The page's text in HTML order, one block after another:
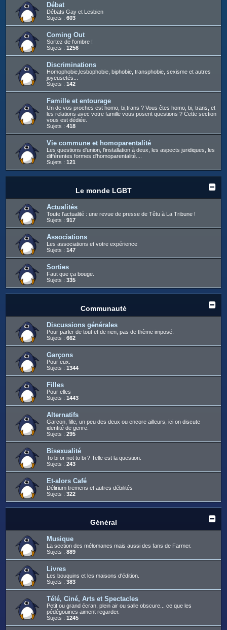
Débat
Débats Gay et Lesbien
Sujets : 603
Coming Out
Sortez de l'ombre !
Sujets : 1256
Discriminations
Homophobie,lesbophobie, biphobie, transphobie, sexisme et autres
joyeusetés...
Sujets : 142
Famille et entourage
Un de vos proches est homo, bi,trans ? Vous êtes homo, bi, trans, et
les relations avec votre famille vous posent questions ? Cette section
vous est dédiée.
Sujets : 418
Vie commune et homoparentalité
Les questions d'union, l'installation à deux, les aspects juridiques, les
différentes formes d'homoparentalité....
Sujets : 121
Le monde LGBT
Actualités
Toute l'actualité : une revue de presse de Têtu à La Tribune !
Sujets : 917
Associations
Les associations et votre expérience
Sujets : 147
Sorties
Faut que ça bouge.
Sujets : 335
Communauté
Discussions générales
Pour parler de tout et de rien, pas de thème imposé.
Sujets : 662
Garçons
Pour eux.
Sujets : 1344
Filles
Pour elles
Sujets : 1443
Alternatifs
Garçon, fille, un peu des deux ou encore ailleurs, ici on discute
identité de genre.
Sujets : 295
Bisexualité
To bi or not to bi ? Telle est la question.
Sujets : 243
Et-alors Café
Délirium tremens et autres débilités
Sujets : 322
Général
Musique
La section des mélomanes mais aussi des fans de Farmer.
Sujets : 889
Livres
Les bouquins et les maisons d'édition.
Sujets : 383
Télé, Ciné, Arts et Spectacles
Petit ou grand écran, plein air ou salle obscure... ce que les
pédégouines aiment regarder.
Sujets : 1245